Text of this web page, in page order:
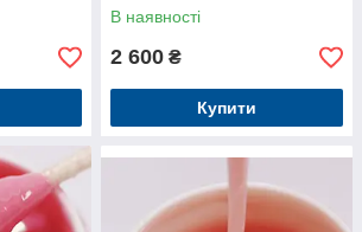
В наявності
2 600 ₴
Купити